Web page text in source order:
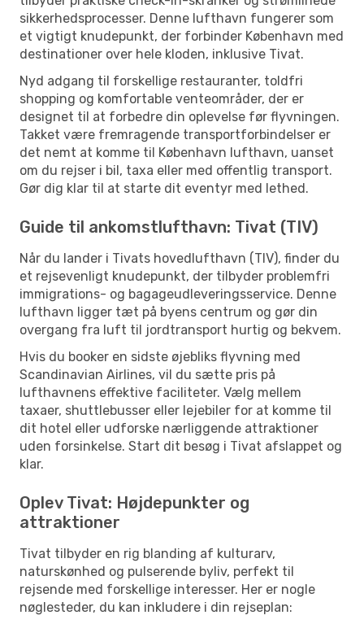
sikkerhedsprocesser. Denne lufthavn fungerer som
et vigtigt knudepunkt, der forbinder København med
destinationer over hele kloden, inklusive Tivat.
Nyd adgang til forskellige restauranter, toldfri
shopping og komfortable venteområder, der er
designet til at forbedre din oplevelse før flyvningen.
Takket være fremragende transportforbindelser er
det nemt at komme til København lufthavn, uanset
om du rejser i bil, taxa eller med offentlig transport.
Gør dig klar til at starte dit eventyr med lethed.
Guide til ankomstlufthavn: Tivat (TIV)
Når du lander i Tivats hovedlufthavn (TIV), finder du
et rejsevenligt knudepunkt, der tilbyder problemfri
immigrations- og bagageudleveringsservice. Denne
lufthavn ligger tæt på byens centrum og gør din
overgang fra luft til jordtransport hurtig og bekvem.
Hvis du booker en sidste øjebliks flyvning med
Scandinavian Airlines, vil du sætte pris på
lufthavnens effektive faciliteter. Vælg mellem
taxaer, shuttlebusser eller lejebiler for at komme til
dit hotel eller udforske nærliggende attraktioner
uden forsinkelse. Start dit besøg i Tivat afslappet og
klar.
Oplev Tivat: Højdepunkter og
attraktioner
Tivat tilbyder en rig blanding af kulturarv,
naturskønhed og pulserende byliv, perfekt til
rejsende med forskellige interesser. Her er nogle
nøglesteder, du kan inkludere i din rejseplan: